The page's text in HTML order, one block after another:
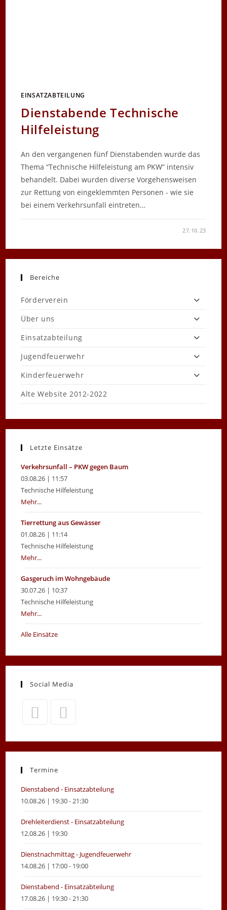
EINSATZABTEILUNG
Dienstabende Technische
Hilfeleistung
An den vergangenen fünf Dienstabenden wurde das
Thema “Technische Hilfeleistung am PKW” intensiv
behandelt. Dabei wurden diverse Vorgehensweisen
zur Rettung von eingeklemmten Personen - wie sie
bei einem Verkehrsunfall eintreten…
HILFELEISTUNG
27.10.23
Bereiche
Förderverein
Über uns
Einsatzabteilung
Jugendfeuerwehr
Kinderfeuerwehr
Alte Website 2012-2022
Letzte Einsätze
Verkehrsunfall – PKW gegen Baum
03.08.26 | 11:57
Technische Hilfeleistung
Mehr...
Tierrettung aus Gewässer
01.08.26 | 11:14
Technische Hilfeleistung
Mehr...
Gasgeruch im Wohngebäude
30.07.26 | 10:37
Technische Hilfeleistung
Mehr...
Alle Einsätze
Social Media
in
new
in
new
Termine
Dienstabend - Einsatzabteilung
10.08.26 | 19:30 - 21:30
Drehleiterdienst - Einsatzabteilung
12.08.26 | 19:30
Dienstnachmittag - Jugendfeuerwehr
14.08.26 | 17:00 - 19:00
Dienstabend - Einsatzabteilung
17.08.26 | 19:30 - 21:30